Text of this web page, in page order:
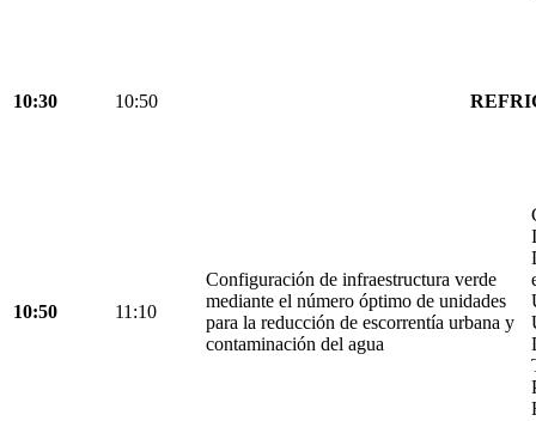
10:30 10:50
10:50 11:10
Configuración de infraestructura verde
mediante el número óptimo de unidades
para la reducción de escorrentía urbana y
contaminación del agua